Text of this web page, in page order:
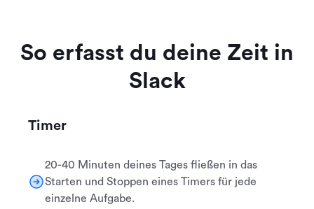
So erfasst du deine Zeit in
Slack
Timer
20-40 Minuten deines Tages fließen in das
Starten und Stoppen eines Timers für jede
einzelne Aufgabe.